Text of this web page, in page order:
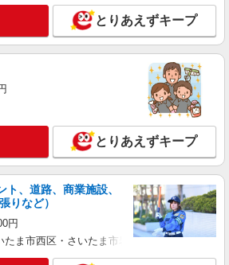
とりあえずキープ
とりあえずキープ
、道路、商業施設、
りなど）
円
たま市西区・さいたま市岩槻区・久喜市・蓮田